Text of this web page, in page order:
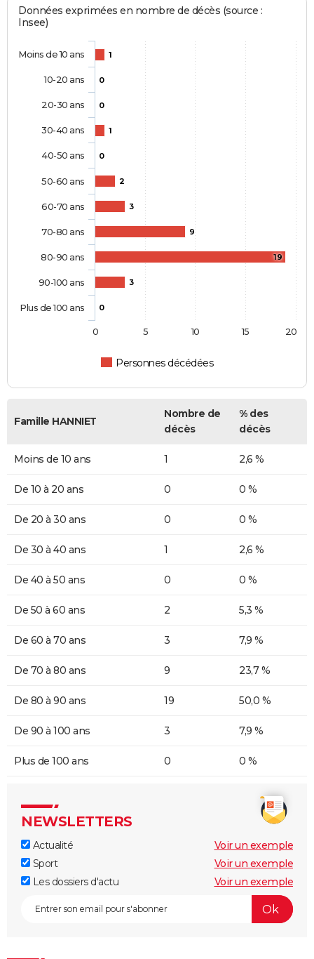
Données exprimées en nombre de décès (source :
Insee)
1
0
0
1
0
2
3
9
19
3
0
Personnes décédées
Moins de 10 ans
10-20 ans
20-30 ans
30-40 ans
40-50 ans
50-60 ans
60-70 ans
70-80 ans
80-90 ans
90-100 ans
Plus de 100 ans
0 5 10 15 20
Famille HANNIET
Nombre de
décès
% des
décès
Moins de 10 ans 1 2,6 %
De 10 à 20 ans 0 0 %
De 20 à 30 ans 0 0 %
De 30 à 40 ans 1 2,6 %
De 40 à 50 ans 0 0 %
De 50 à 60 ans 2 5,3 %
De 60 à 70 ans 3 7,9 %
De 70 à 80 ans 9 23,7 %
De 80 à 90 ans 19 50,0 %
De 90 à 100 ans 3 7,9 %
Plus de 100 ans 0 0 %
NEWSLETTERS
Actualité
Voir un exemple
Sport
Voir un exemple
Les dossiers d'actu
Voir un exemple